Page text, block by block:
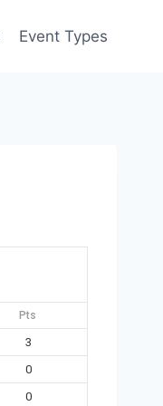
Event Types
Pts
3
0
0